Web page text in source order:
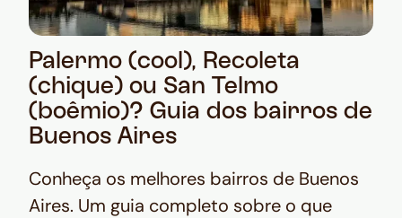
Palermo (cool), Recoleta
(chique) ou San Telmo
(boêmio)? Guia dos bairros de
Buenos Aires
Conheça os melhores bairros de Buenos
Aires. Um guia completo sobre o que